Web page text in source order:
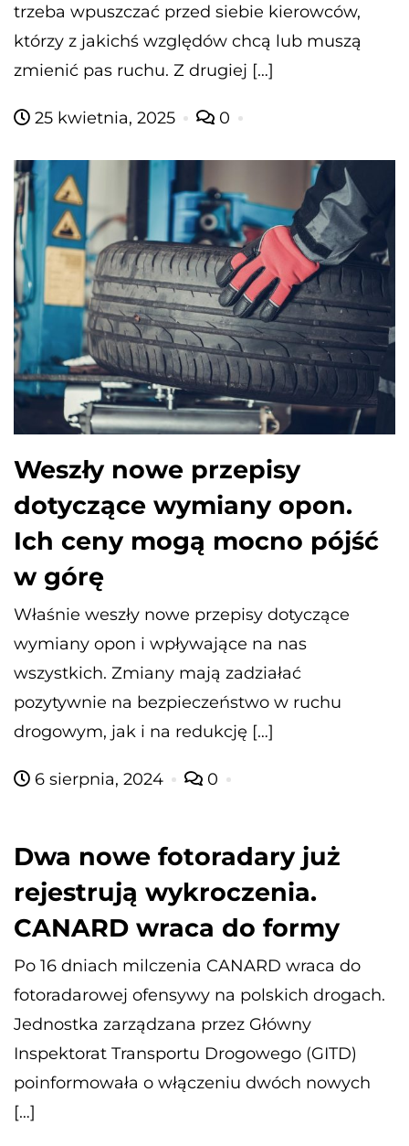
trzeba wpuszczać przed siebie kierowców,
którzy z jakichś względów chcą lub muszą
zmienić pas ruchu. Z drugiej […]
25 kwietnia, 2025 0
Weszły nowe przepisy
dotyczące wymiany opon.
Ich ceny mogą mocno pójść
w górę
Właśnie weszły nowe przepisy dotyczące
wymiany opon i wpływające na nas
wszystkich. Zmiany mają zadziałać
pozytywnie na bezpieczeństwo w ruchu
drogowym, jak i na redukcję […]
6 sierpnia, 2024 0
Dwa nowe fotoradary już
rejestrują wykroczenia.
CANARD wraca do formy
Po 16 dniach milczenia CANARD wraca do
fotoradarowej ofensywy na polskich drogach.
Jednostka zarządzana przez Główny
Inspektorat Transportu Drogowego (GITD)
poinformowała o włączeniu dwóch nowych
[…]